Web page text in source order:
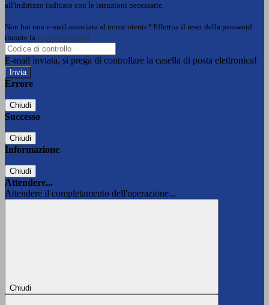
all'indirizzo indicato con le istruzioni necessarie.
Non hai una e-mail associata al nome utente? Effettua il reset della password
tramite la Login Spaggiari
E-mail inviata, si prega di controllare la casella di posta elettronica!
Errore
Chiudi
Successo
Chiudi
Informazione
Chiudi
Attendere...
Attendere il completamento dell'operazione...
Chiudi